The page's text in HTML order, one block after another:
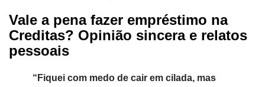
Vale a pena fazer empréstimo na
Creditas? Opinião sincera e relatos
pessoais
“Fiquei com medo de cair em cilada, mas